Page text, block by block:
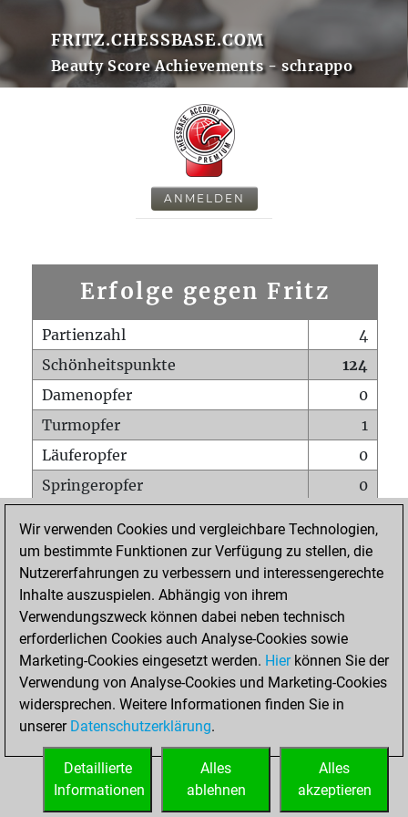
FRITZ.CHESSBASE.COM
Beauty Score Achievements - schrappo
ANMELDEN
Erfolge gegen Fritz
Partienzahl
4
Schönheitspunkte
124
Damenopfer
0
Turmopfer
1
Läuferopfer
0
Springeropfer
0
Matt auf vollem Brett
0
Bauer setzt Matt
0
Erstickte Matts
Unterverwandlungen
Türme auf der siebten
0
STARTSEITE
Wir verwenden Cookies und vergleichbare Technologien,
um bestimmte Funktionen zur Verfügung zu stellen, die
Nutzererfahrungen zu verbessern und interessengerechte
Inhalte auszuspielen. Abhängig von ihrem
Verwendungszweck können dabei neben technisch
erforderlichen Cookies auch Analyse-Cookies sowie
Marketing-Cookies eingesetzt werden. Hierkönnen Sie der
Verwendung von Analyse-Cookies und Marketing-Cookies
widersprechen. Weitere Informationen finden Sie in
unserer Datenschutzerklärung.
Alles
akzeptieren
Alles
ablehnen
Detaillierte
Informationen